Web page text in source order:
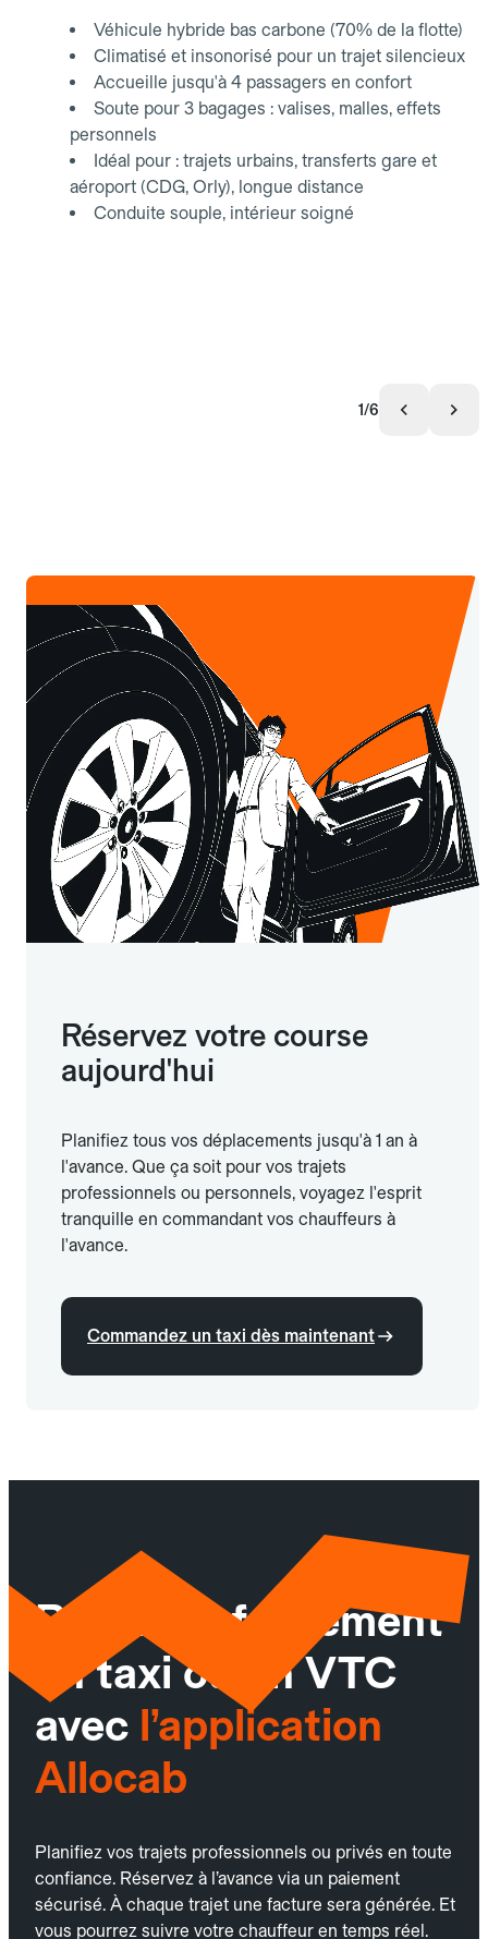
Véhicule hybride bas carbone (70% de la flotte)
Climatisé et insonorisé pour un trajet silencieux
Accueille jusqu'à 4 passagers en confort
Soute pour 3 bagages : valises, malles, effets
personnels
Idéal pour : trajets urbains, transferts gare et
aéroport (CDG, Orly), longue distance
Conduite souple, intérieur soigné
1/6
Réservez votre course
aujourd'hui
Planifiez tous vos déplacements jusqu'à 1 an à
l'avance. Que ça soit pour vos trajets
professionnels ou personnels, voyagez l'esprit
tranquille en commandant vos chauffeurs à
l'avance.
Commandez un taxi dès maintenant
Réservez facilement
un taxi ou un VTC
avec l’application
Allocab
Planifiez vos trajets professionnels ou privés en toute
confiance. Réservez à l’avance via un paiement
sécurisé. À chaque trajet une facture sera générée. Et
vous pourrez suivre votre chauffeur en temps réel.